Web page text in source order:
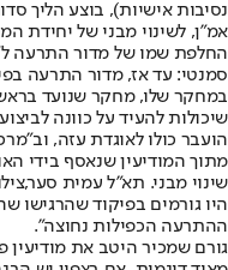
נסיבות אישיות), בוצע הליך
אמ"ן, לשינוי מבני של יחידת
החלפת שמו של מדור התרעה
סמנטי: עד אז, מדור התרעה
במחקר שלו, מחקר שנועד
שיכולות להעיד על כוונה
הועבר כולו לאוגדת עזה,
מתוך המודיעין שנאסף בידי
שינוי מבני. תא"ל עמית
היו גורמים בפיקוד שהרגישו
ההתרעה הכפילות נחוצה".
גורם שמכיר היטב את מודיעין